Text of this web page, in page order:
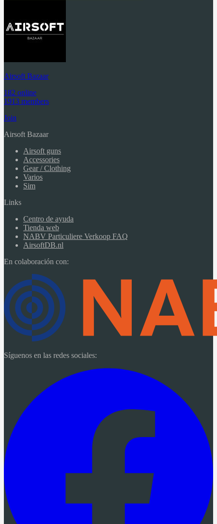
Airsoft Bazaar
182 online
1913 members
Join
Airsoft Bazaar
Airsoft guns
Accessories
Gear / Clothing
Varios
Sim
Links
Centro de ayuda
Tienda web
NABV Particuliere Verkoop FAQ
AirsoftDB.nl
En colaboración con:
Síguenos en las redes sociales: